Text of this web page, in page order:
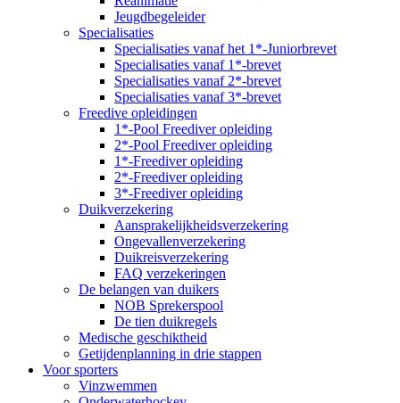
Jeugdbegeleider
Specialisaties
Specialisaties vanaf het 1*-Juniorbrevet
Specialisaties vanaf 1*-brevet
Specialisaties vanaf 2*-brevet
Specialisaties vanaf 3*-brevet
Freedive opleidingen
1*-Pool Freediver opleiding
2*-Pool Freediver opleiding
1*-Freediver opleiding
2*-Freediver opleiding
3*-Freediver opleiding
Duikverzekering
Aansprakelijkheidsverzekering
Ongevallenverzekering
Duikreisverzekering
FAQ verzekeringen
De belangen van duikers
NOB Sprekerspool
De tien duikregels
Medische geschiktheid
Getijdenplanning in drie stappen
Voor sporters
Vinzwemmen